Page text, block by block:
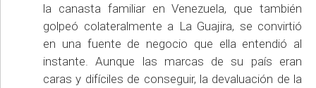
la canasta familiar en Venezuela, que también
golpeó colateralmente a La Guajira, se convirtió
en una fuente de negocio que ella entendió al
instante. Aunque las marcas de su país eran
caras y difíciles de conseguir, la devaluación de la